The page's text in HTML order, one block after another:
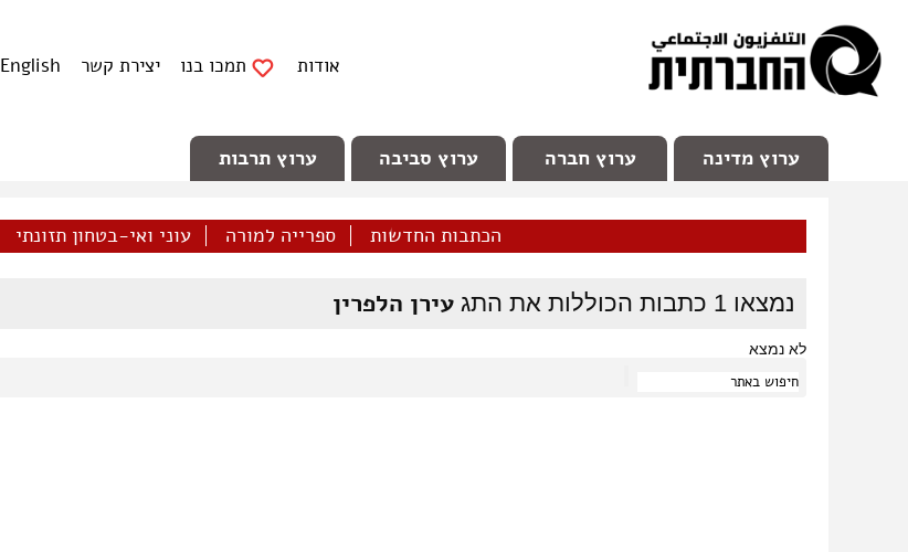
אודות תמכו בנו יצירת קשר English
ערוץ מדינה ערוץ חברה ערוץ סביבה ערוץ תרבות
הכתבות החדשות ספרייה למורה עוני ואי-בטחון תזונתי
נמצאו 1 כתבות הכוללות את התג עירן הלפרין
לא נמצא